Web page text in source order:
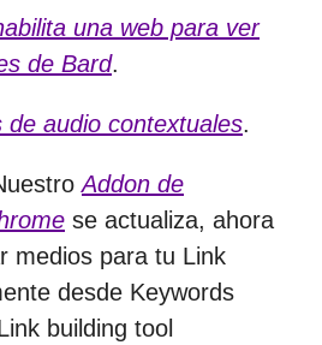
una web para ver
de Bard.
de audio contextuales.
Addon de
se actualiza, ahora
medios para tu Link
desde Keywords
building tool